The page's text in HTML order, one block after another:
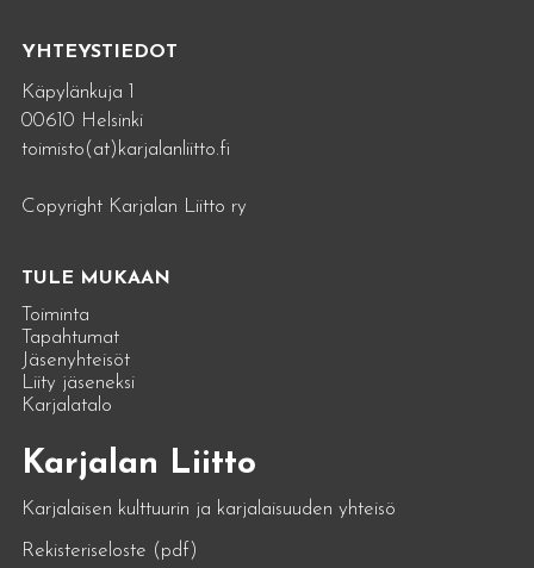
YHTEYSTIEDOT
Käpylänkuja 1
00610 Helsinki
toimisto(at)karjalanliitto.fi
Copyright Karjalan Liitto ry
TULE MUKAAN
Toiminta
Tapahtumat
Jäsenyhteisöt
Liity jäseneksi
Karjalatalo
Karjalan Liitto
Karjalaisen kulttuurin ja karjalaisuuden yhteisö
Rekisteriseloste (pdf)